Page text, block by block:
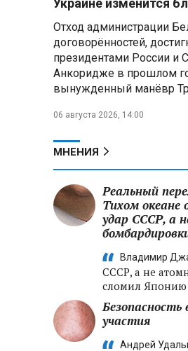
Президент
к визиту в
Алжира
300 жителей
неизвестной
Второй
вновь вышел на
мощность после
оборудования
Украине изменится
Отход администрации
договорённостей,
президентами России и
Анкоридже в прошлом
вынужденный манёвр
06 августа 2026, 14:00
МНЕНИЯ
Реальный
Тихом океане
удар СССР, а
Владимир
СССР, а не
сломил Японию
Безопасность
участия
Андрей